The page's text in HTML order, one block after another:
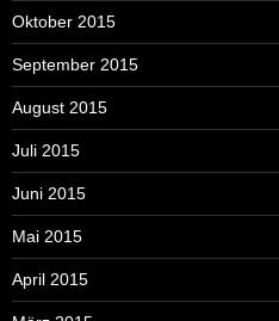
Oktober 2015
September 2015
August 2015
Juli 2015
Juni 2015
Mai 2015
April 2015